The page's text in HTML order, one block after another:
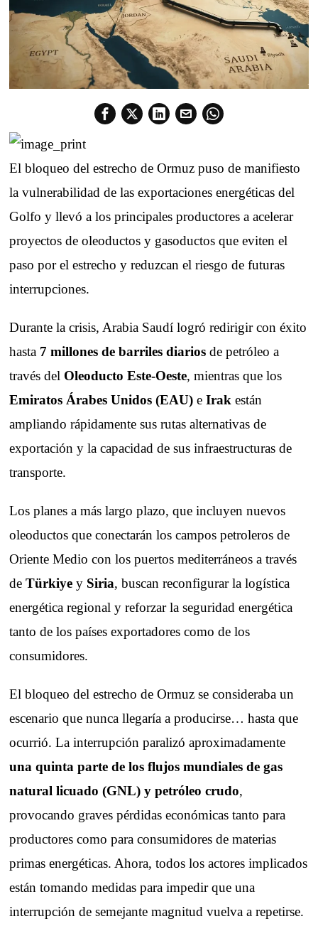
El bloqueo del estrecho de Ormuz puso de manifiesto
la vulnerabilidad de las exportaciones energéticas del
Golfo y llevó a los principales productores a acelerar
proyectos de oleoductos y gasoductos que eviten el
paso por el estrecho y reduzcan el riesgo de futuras
interrupciones.
Durante la crisis, Arabia Saudí logró redirigir con éxito
hasta 7 millones de barriles diarios de petróleo a
través del Oleoducto Este-Oeste, mientras que los
Emiratos Árabes Unidos (EAU) eIrak están
ampliando rápidamente sus rutas alternativas de
exportación y la capacidad de sus infraestructuras de
transporte.
Los planes a más largo plazo, que incluyen nuevos
oleoductos que conectarán los campos petroleros de
Oriente Medio con los puertos mediterráneos a través
deTürkiye y Siria, buscan reconfigurar la logística
energética regional y reforzar la seguridad energética
tanto de los países exportadores como de los
consumidores.
El bloqueo del estrecho de Ormuz se consideraba un
escenario que nunca llegaría a producirse… hasta que
ocurrió. La interrupción paralizó aproximadamente
una quinta parte de los flujos mundiales de gas
natural licuado (GNL) y petróleo crudo,
provocando graves pérdidas económicas tanto para
productores como para consumidores de materias
primas energéticas. Ahora, todos los actores implicados
están tomando medidas para impedir que una
interrupción de semejante magnitud vuelva a repetirse.